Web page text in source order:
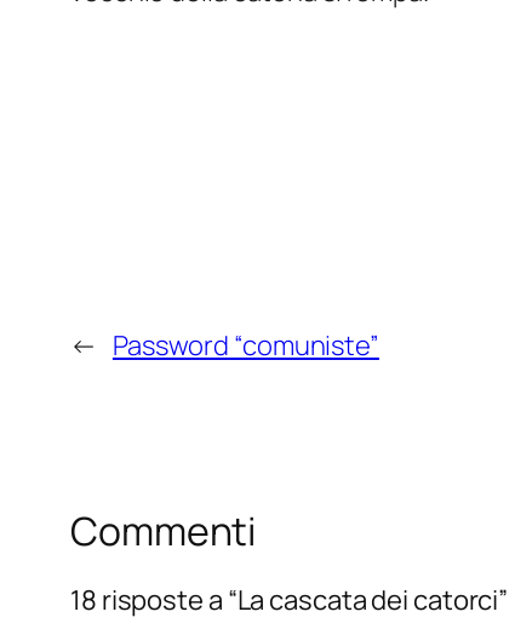
← Password “comuniste”
Commenti
18 risposte a “La cascata dei catorci”